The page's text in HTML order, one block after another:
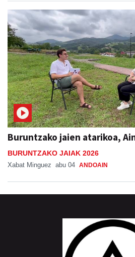
Buruntzako jaien atarikoa,
BURUNTZAKO JAIAK 2026
Xabat Minguez abu 04 ANDOAIN